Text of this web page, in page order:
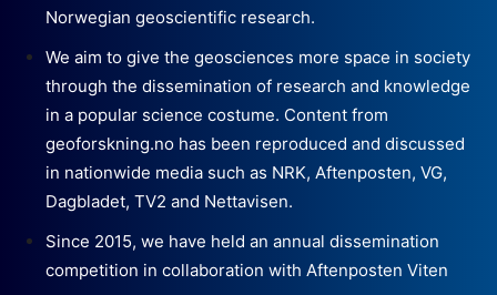
Norwegian geoscientific research.
We aim to give the geosciences more space in society
through the dissemination of research and knowledge
in a popular science costume. Content from
geoforskning.no has been reproduced and discussed
in nationwide media such as NRK, Aftenposten, VG,
Dagbladet, TV2 and Nettavisen.
Since 2015, we have held an annual dissemination
competition in collaboration with Aftenposten Viten